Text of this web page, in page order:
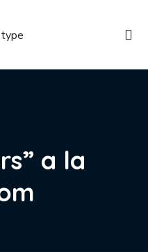
a la